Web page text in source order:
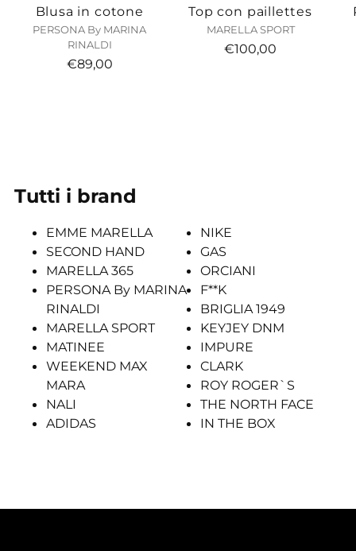
Blusa in cotone
PERSONA By MARINA
RINALDI
€89,00
Top con paillettes
MARELLA SPORT
€100,00
Tutti i brand
EMME MARELLA
SECOND HAND
MARELLA 365
PERSONA By MARINA
RINALDI
MARELLA SPORT
MATINEE
WEEKEND MAX
MARA
NALI
ADIDAS
NIKE
GAS
ORCIANI
F**K
BRIGLIA 1949
KEYJEY DNM
IMPURE
CLARK
ROY ROGER`S
THE NORTH FACE
IN THE BOX